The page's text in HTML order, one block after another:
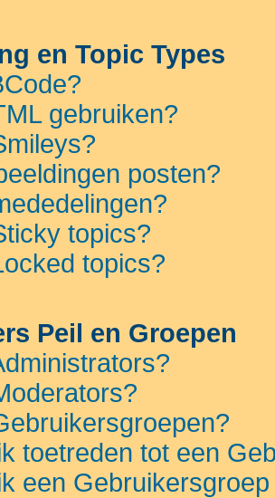
en Topic Types
gebruiken?
posten?
topics?
topics?
Peil en Groepen
toetreden tot een
een